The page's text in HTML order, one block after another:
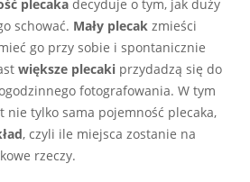
plecaka decyduje o tym, jak duży
schować. Mały plecak zmieści
go przy sobie i spontanicznie
większe plecaki przydadzą się do
fotografowania. W tym
nie tylko sama pojemność plecaka,
, czyli ile miejsca zostanie na
rzeczy.